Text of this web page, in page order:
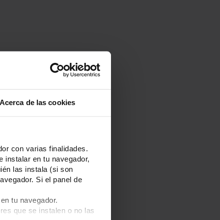
Acerca de las cookies
con varias finalidades.
instalar en tu navegador,
las instala (si son
Si el panel de
tu navegador.
que se instalen o no las